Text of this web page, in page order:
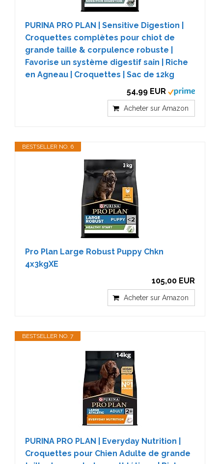
PURINA PRO PLAN | Sensitive Digestion |
Croquettes complètes pour chiot de
grande taille & corpulence robuste |
Favorise un système digestif sain | Riche
en Agneau | Croquettes | Sac de 12kg
54,99 EUR
Acheter sur Amazon
BESTSELLER NO. 6
Pro Plan Large Robust Puppy Chkn
4x3kgXE
105,00 EUR
Acheter sur Amazon
BESTSELLER NO. 7
PURINA PRO PLAN | Everyday Nutrition |
Croquettes pour Chien Adulte de grande